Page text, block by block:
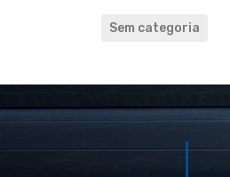
Sem categoria